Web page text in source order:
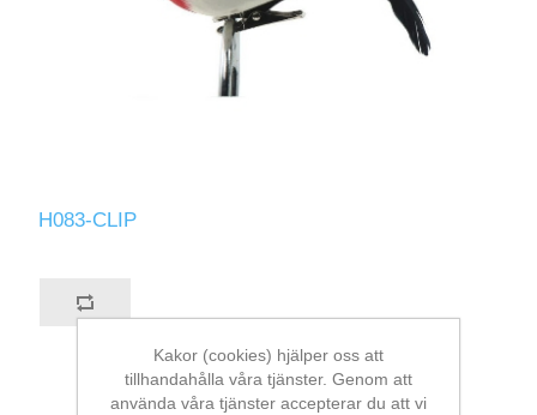
H083-CLIP
Kakor (cookies) hjälper oss att
tillhandahålla våra tjänster. Genom att
använda våra tjänster accepterar du att vi